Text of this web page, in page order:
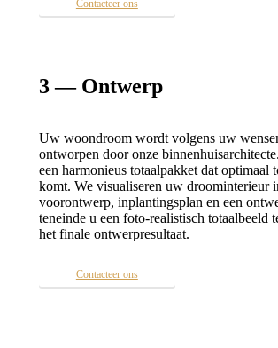
Contacteer ons
3 — Ontwerp
Uw woondroom wordt volgens uw
ontworpen door onze
een harmonieus totaalpakket dat optimaal
komt. We visualiseren uw droominterieur
voorontwerp, inplantingsplan en een
teneinde u een foto-realistisch totaalbeeld
het finale ontwerpresultaat.
Contacteer ons